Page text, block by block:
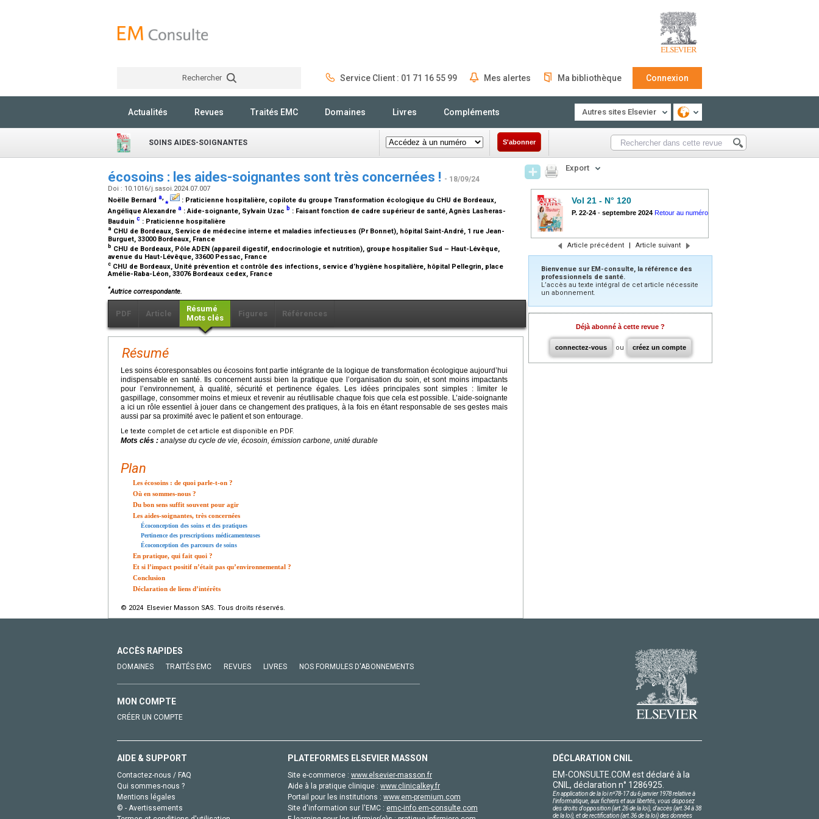
Rechercher Service Client : 01 71 16 55 99 Mes alertes Ma bibliothèque Connexion
Actualités Revues Traités EMC Domaines Livres Compléments Autres sites Elsevier
SOINS AIDES-SOIGNANTES S'abonner
écosoins : les aides-soignantes sont très concernées ! - 18/09/24
Doi : 10.1016/j.sasoi.2024.07.007
Noëlle Bernard a,⁎ : Praticienne hospitalière, copilote du groupe Transformation écologique du CHU de Bordeaux,
Angélique Alexandre a :Aide-soignante, Sylvain Uzac b : Faisant fonction de cadre supérieur de santé, Agnès Lasheras-
Bauduin c : Praticienne hospitalière
a CHU de Bordeaux, Service de médecine interne et maladies infectieuses (Pr Bonnet), hôpital Saint-André, 1 rue Jean-
Burguet, 33000 Bordeaux, France
b CHU de Bordeaux, Pôle ADEN (appareil digestif, endocrinologie et nutrition), groupe hospitalier Sud – Haut-Lévêque,
avenue du Haut-Lévêque, 33600 Pessac, France
c CHU de Bordeaux, Unité prévention et contrôle des infections, service d’hygiène hospitalière, hôpital Pellegrin, place
Amélie-Raba-Léon, 33076 Bordeaux cedex, France
*Autrice correspondante.
PDF Article
Résumé
Mots clés
Figures Références
Résumé
Les soins écoresponsables ou écosoins font partie intégrante de la logique de transformation écologique aujourd’hui
indispensable en santé. Ils concernent aussi bien la pratique que l’organisation du soin, et sont moins impactants
pour l’environnement, à qualité, sécurité et pertinence égales. Les idées principales sont simples : limiter le
gaspillage, consommer moins et mieux et revenir au réutilisable chaque fois que cela est possible. L’aide-soignante
a ici un rôle essentiel à jouer dans ce changement des pratiques, à la fois en étant responsable de ses gestes mais
aussi par sa proximité avec le patient et son entourage.
Le texte complet de cet article est disponible en PDF.
Mots clés : analyse du cycle de vie, écosoin, émission carbone, unité durable
Plan
Les écosoins : de quoi parle-t-on ?
Où en sommes-nous ?
Du bon sens suffit souvent pour agir
Les aides-soignantes, très concernées
Écoconception des soins et des pratiques
Pertinence des prescriptions médicamenteuses
Écoconception des parcours de soins
En pratique, qui fait quoi ?
Et si l’impact positif n’était pas qu’environnemental ?
Conclusion
Déclaration de liens d’intérêts
© 2024 Elsevier Masson SAS. Tous droits réservés.
Export
Vol 21 - N° 120
P. 22-24 - septembre 2024 Retour au numéro
Article précédent | Article suivant
Bienvenue sur EM-consulte, la référence des
professionnels de santé.
L’accès au texte intégral de cet article nécessite
un abonnement.
Déjà abonné à cette revue ?
connectez-vous ou créez un compte
ACCÈS RAPIDES
DOMAINES TRAITÉS EMC REVUES LIVRES NOS FORMULES D'ABONNEMENTS
MON COMPTE
CRÉER UN COMPTE
AIDE & SUPPORT
Contactez-nous / FAQ
Qui sommes-nous ?
Mentions légales
© - Avertissements
PLATEFORMES ELSEVIER MASSON
Site e-commerce : www.elsevier-masson.fr
Aide à la pratique clinique : www.clinicalkey.fr
Portail pour les institutions : www.em-premium.com
Site d'information sur l'EMC : emc-info.em-consulte.com
DÉCLARATION CNIL
EM-CONSULTE.COM est déclaré à la
CNIL, déclaration n° 1286925.
En application de la loi nº78-17 du 6 janvier 1978 relative à
l'informatique, aux fichiers et aux libertés, vous disposez
des droits d'opposition (art.26 de la loi), d'accès (art.34 à 38
de la loi), et de rectification (art.36 de la loi) des données